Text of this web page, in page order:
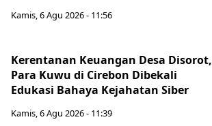
Kamis, 6 Agu 2026 - 11:56
Kerentanan Keuangan Desa Disorot,
Para Kuwu di Cirebon Dibekali
Edukasi Bahaya Kejahatan Siber
Kamis, 6 Agu 2026 - 11:39